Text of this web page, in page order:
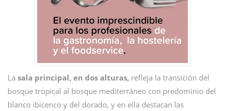
La sala principal, en dos alturas, refleja la transición del
bosque tropical al bosque mediterráneo con predominio del
blanco ibicenco y del dorado, y en ella destacan las